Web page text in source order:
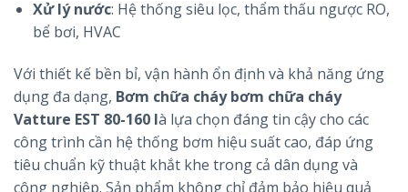
Xử lý nước: Hệ thống siêu lọc, thẩm thấu ngược RO,
bể bơi, HVAC
Với thiết kế bền bỉ, vận hành ổn định và khả năng ứng
dụng đa dạng, Bơm chữa cháy bơm chữa cháy
Vatture EST 80-160 là lựa chọn đáng tin cậy cho các
công trình cần hệ thống bơm hiệu suất cao, đáp ứng
tiêu chuẩn kỹ thuật khắt khe trong cả dân dụng và
công nghiệp. Sản phẩm không chỉ đảm bảo hiệu quả